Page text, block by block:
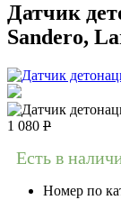
Датчик
Sandero,
1 080 Р
Есть в
Номер по